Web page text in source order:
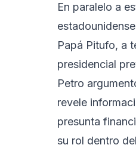
En paralelo a
Papá Pitufo, a
presidencial
Petro
revele
presunta
su rol dentro